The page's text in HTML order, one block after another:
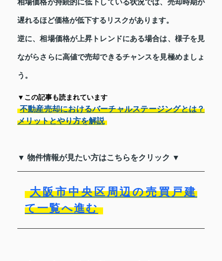
相場価格が持続的に低下している状況では、売却時期が
遅れるほど価格が低下するリスクがあります。
逆に、相場価格が上昇トレンドにある場合は、様子を見
ながらさらに高値で売却できるチャンスを見極めましょ
う。
▼この記事も読まれています
不動産売却におけるバーチャルステージングとは？
メリットとやり方を解説
▼ 物件情報が見たい方はこちらをクリック ▼
大阪市中央区周辺の売買戸建
て一覧へ進む